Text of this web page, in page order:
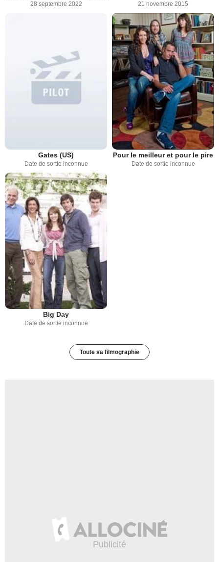
28 septembre 2022 21 novembre 2015
Gates (US)
Date de sortie inconnue
Pour le meilleur et pour le pire
Date de sortie inconnue
Big Day
Date de sortie inconnue
Toute sa filmographie